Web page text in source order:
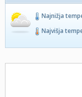
Najnižja
Najvišja